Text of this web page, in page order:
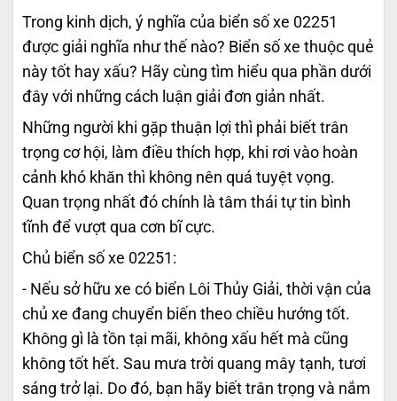
Trong kinh dịch, ý nghĩa của biển số xe 02251
được giải nghĩa như thế nào? Biển số xe thuộc quẻ
này tốt hay xấu? Hãy cùng tìm hiểu qua phần dưới
đây với những cách luận giải đơn giản nhất.
Những người khi gặp thuận lợi thì phải biết trân
trọng cơ hội, làm điều thích hợp, khi rơi vào hoàn
cảnh khó khăn thì không nên quá tuyệt vọng.
Quan trọng nhất đó chính là tâm thái tự tin bình
tĩnh để vượt qua cơn bĩ cực.
Chủ biển số xe 02251:
- Nếu sở hữu xe có biển Lôi Thủy Giải, thời vận của
chủ xe đang chuyển biến theo chiều hướng tốt.
Không gì là tồn tại mãi, không xấu hết mà cũng
không tốt hết. Sau mưa trời quang mây tạnh, tươi
sáng trở lại. Do đó, bạn hãy biết trân trọng và nắm